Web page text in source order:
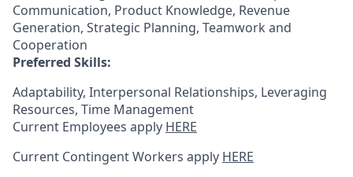
Communication, Product Knowledge, Revenue
Generation, Strategic Planning, Teamwork and
Cooperation
Preferred Skills:
Adaptability, Interpersonal Relationships, Leveraging
Resources, Time Management
Current Employees apply HERE
Current Contingent Workers apply HERE